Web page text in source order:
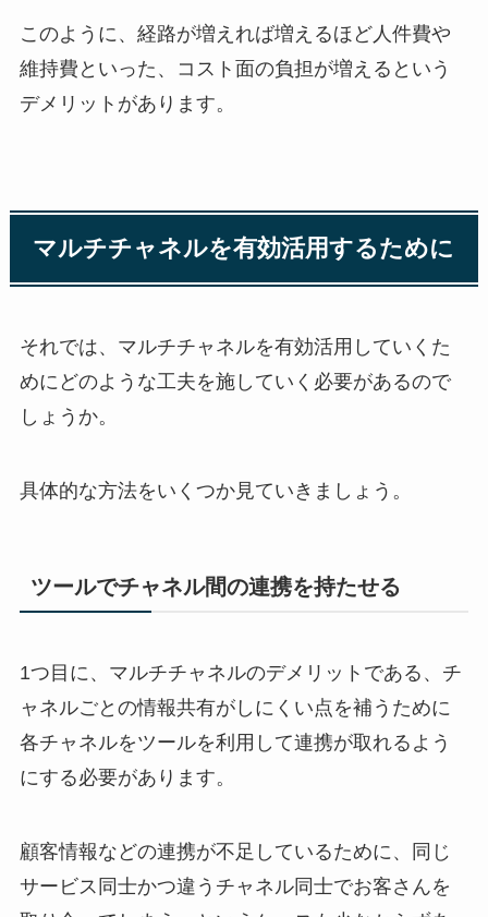
このように、経路が増えれば増えるほど人件費や
維持費といった、コスト面の負担が増えるという
デメリットがあります。
マルチチャネルを有効活用するために
それでは、マルチチャネルを有効活用していくた
めにどのような工夫を施していく必要があるので
しょうか。
具体的な方法をいくつか見ていきましょう。
ツールでチャネル間の連携を持たせる
1つ目に、マルチチャネルのデメリットである、チ
ャネルごとの情報共有がしにくい点を補うために
各チャネルをツールを利用して連携が取れるよう
にする必要があります。
顧客情報などの連携が不足しているために、同じ
サービス同士かつ違うチャネル同士でお客さんを